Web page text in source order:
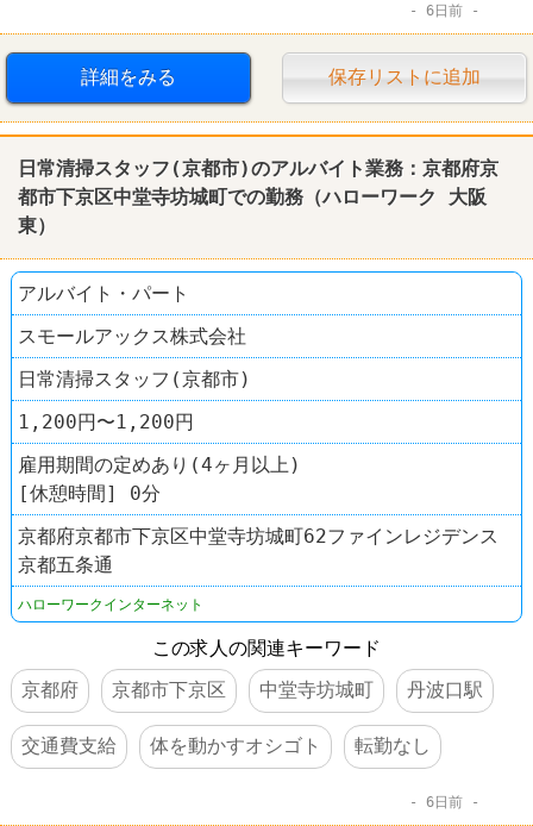
6日前
詳細をみる 保存リストに追加
日常清掃スタッフ(京都市)のアルバイト業務：京都府京
都市下京区中堂寺坊城町での勤務（ハローワーク
大阪
東）
アルバイト・パート
スモールアックス株式会社
日常清掃スタッフ(京都市)
1,200円〜1,200円
雇用期間の定めあり(4ヶ月以上)
[休憩時間] 0分
京都府京都市下京区中堂寺坊城町62ファインレジデンス
京都五条通
ハローワークインターネット
この求人の関連キーワード
京都府
京都市下京区 中堂寺坊城町 丹波口駅
交通費支給 体を動かすオシゴト 転勤なし
6日前